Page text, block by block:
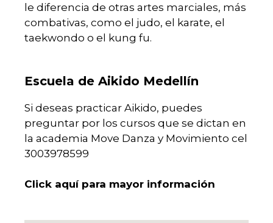
le diferencia de otras artes marciales, más
combativas, como el judo, el karate, el
taekwondo o el kung fu.
Escuela de Aikido Medellín
Si deseas practicar Aikido, puedes
preguntar por los cursos que se dictan en
la academia Move Danza y Movimiento cel
3003978599
Click aquí para mayor información